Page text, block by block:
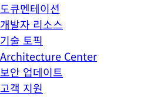
도큐멘테이션
개발자 리소스
기술 토픽
Architecture Center
보안 업데이트
고객 지원